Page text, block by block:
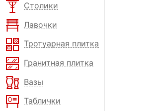
Столики
Лавочки
Тротуарная плитка
Гранитная плитка
Вазы
Таблички